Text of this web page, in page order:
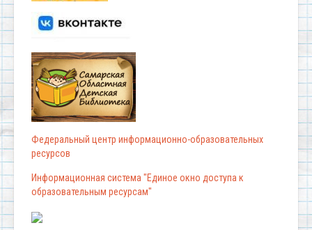
Федеральный центр информационно-образовательных
ресурсов
Информационная система "Единое окно доступа к
образовательным ресурсам"